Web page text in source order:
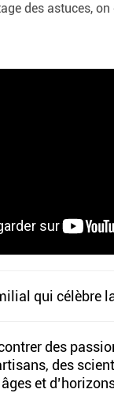
des astuces,
qui célèbre
des
des
et